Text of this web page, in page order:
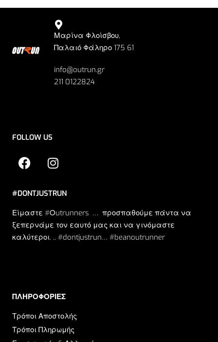
Μαρίνα Φλοίσβου,
Παλαιό Φάληρο 175 61
info@outrun.gr
211 0122824
FOLLOW US
#DONTJUSTRUN
Είμαστε #Οutrunners … προσπαθούμε πάντα να
ξεπερνάμε τον εαυτό μας και να γινόμαστε
καλύτεροι. .. #dontjustrun… #beanoutrunner
ΠΛΗΡΟΦΟΡΙΕΣ​
Τρόποι Αποστολής
Τρόποι Πληρωμής